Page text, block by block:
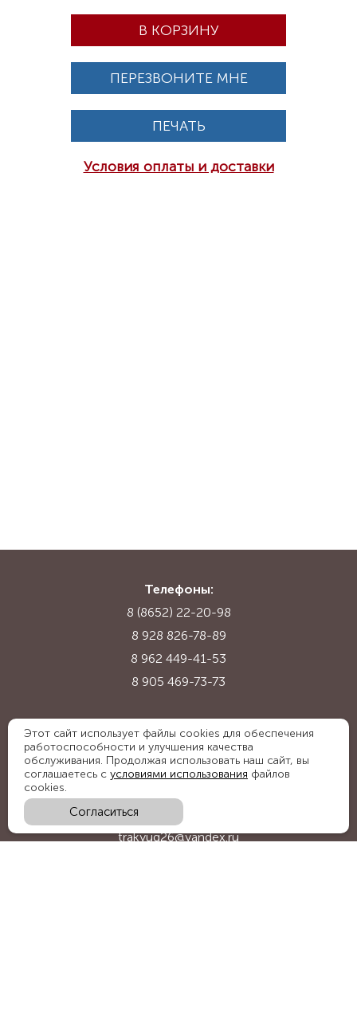
В КОРЗИНУ
ПЕРЕЗВОНИТЕ МНЕ
ПЕЧАТЬ
Условия оплаты и доставки
Телефоны:
8 (8652) 22-20-98
8 928 826-78-89
8 962 449-41-53
8 905 469-73-73
Адрес:
Ставропольский край, с. Надежда,
ул. Промышленная, 1Б
trakyug26@yandex.ru
Этот сайт использует файлы cookies для обеспечения
работоспособности и улучшения качества
обслуживания. Продолжая использовать наш сайт, вы
соглашаетесь с условиями использования файлов
cookies.
Согласиться